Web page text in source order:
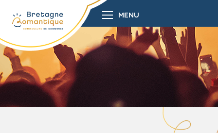
MENU